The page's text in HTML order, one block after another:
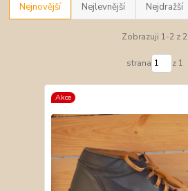
Nejnovější Nejlevnější Nejdražší
Zobrazuji 1-2 z 2
strana z 1
Akce